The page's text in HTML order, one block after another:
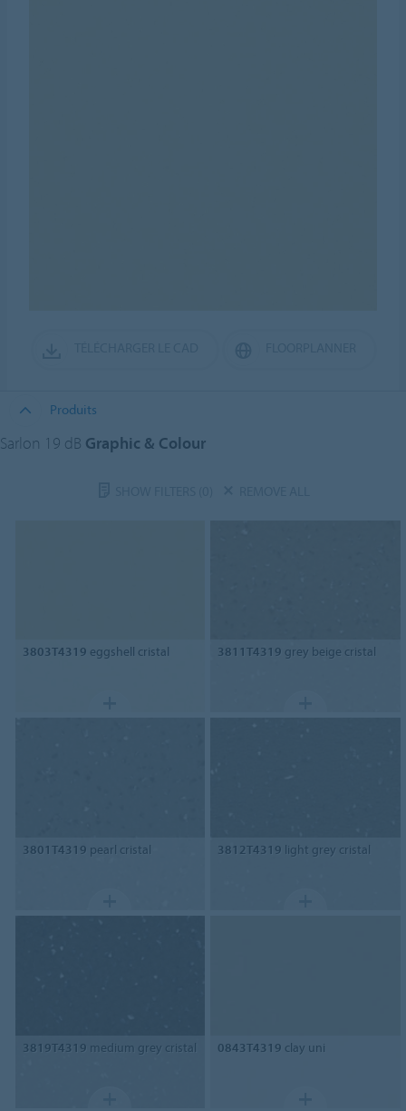
Produits
Sarlon 19 dB Graphic & Colour
3803T4319 eggshell cristal 3811T4319 grey beige cristal
3801T4319 pearl cristal 3812T4319 light grey cristal
3819T4319 medium grey cristal 0843T4319 clay uni